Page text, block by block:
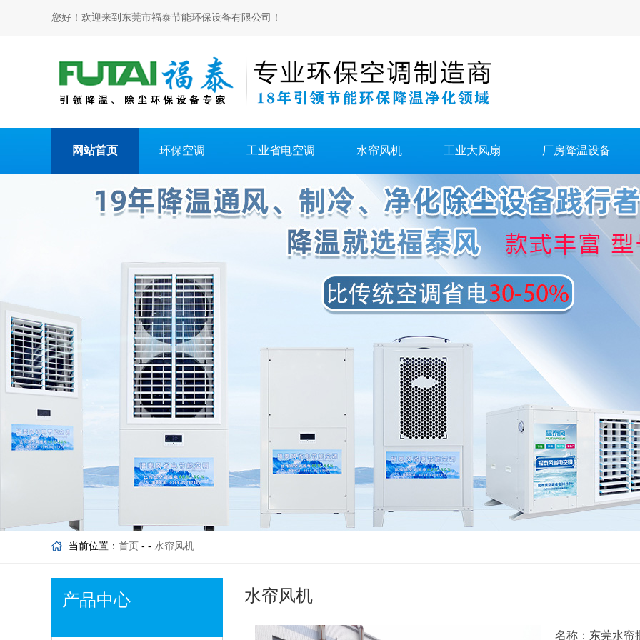
您好！欢迎来到东莞市福泰节能环保设备有限公司！
网站首页 环保空调 工业省电空调 水帘风机 工业大风扇 厂房降温设备
当前位置： 首页 - - 水帘风机
产品中心 水帘风机
名称：东莞水帘